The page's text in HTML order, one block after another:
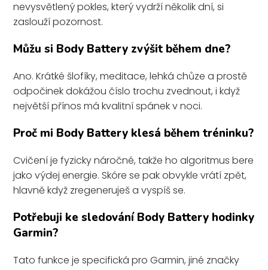
nevysvětlený pokles, který vydrží několik dní, si
zaslouží pozornost.
Můžu si Body Battery zvýšit během dne?
Ano. Krátké šlofíky, meditace, lehká chůze a prostě
odpočinek dokážou číslo trochu zvednout, i když
největší přínos má kvalitní spánek v noci.
Proč mi Body Battery klesá během tréninku?
Cvičení je fyzicky náročné, takže ho algoritmus bere
jako výdej energie. Skóre se pak obvykle vrátí zpět,
hlavně když zregeneruješ a vyspíš se.
Potřebuji ke sledování Body Battery hodinky
Garmin?
Tato funkce je specifická pro Garmin, jiné značky